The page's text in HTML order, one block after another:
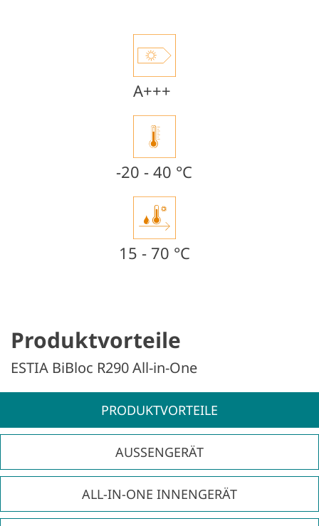
A+++
-20 - 40 °C
15 - 70 °C
Produktvorteile
ESTIA BiBloc R290 All-in-One
PRODUKT­VORTEILE
AUSSENGERÄT
ALL-IN-ONE INNENGERÄT